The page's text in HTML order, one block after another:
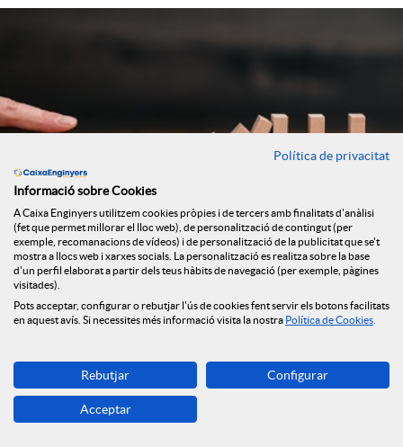
Informe mensual de macroeconomia i mercats
financers
02/06/2026
Descàrrega
Fitxer
Política de privacitat
Informació sobre Cookies
A Caixa Enginyers utilitzem cookies pròpies i de tercers amb finalitats d'anàlisi
(fet que permet millorar el lloc web), de personalització de contingut (per
exemple, recomanacions de vídeos) i de personalització de la publicitat que se't
mostra a llocs web i xarxes socials. La personalització es realitza sobre la base
d'un perfil elaborat a partir dels teus hàbits de navegació (per exemple, pàgines
visitades).
Pots acceptar, configurar o rebutjar l'ús de cookies fent servir els botons facilitats
en aquest avís. Si necessites més informació visita la nostra Política de Cookies
Rebutjar Configurar
Acceptar